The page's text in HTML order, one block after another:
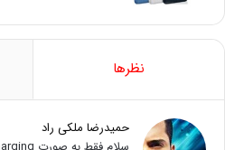
نظرها
حمیدرضا ملکی راد